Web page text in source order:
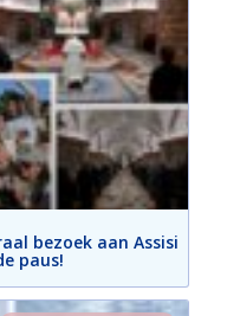
bezoek aan Assisi
paus!